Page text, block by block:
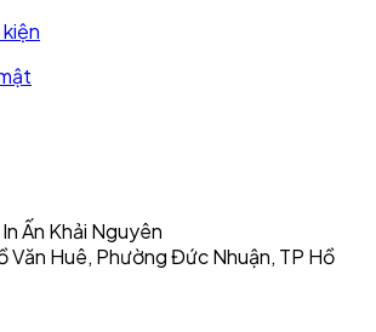
Ấn Khải Nguyên
Văn Huê, Phường Đức Nhuận, TP Hồ